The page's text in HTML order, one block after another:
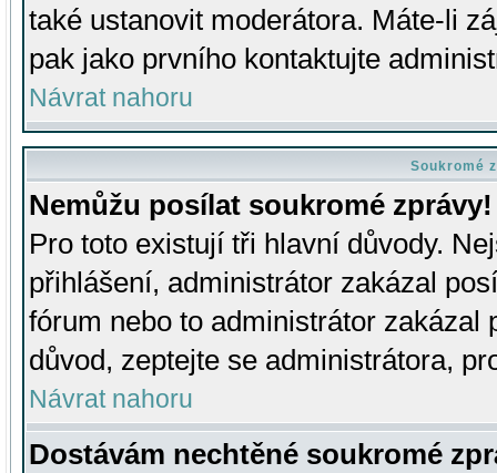
také ustanovit moderátora. Máte-li
pak jako prvního kontaktujte
Návrat nahoru
Soukromé
Nemůžu posílat soukromé zprávy!
Pro toto existují tři hlavní důvody.
přihlášení, administrátor zakázal
fórum nebo to administrátor zakázal
důvod, zeptejte se administrátora,
Návrat nahoru
Dostávám nechtěné soukromé